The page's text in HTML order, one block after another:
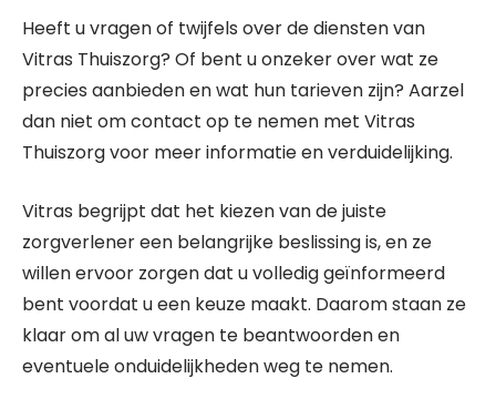
Heeft u vragen of twijfels over de diensten van
Vitras Thuiszorg? Of bent u onzeker over wat ze
precies aanbieden en wat hun tarieven zijn? Aarzel
dan niet om contact op te nemen met Vitras
Thuiszorg voor meer informatie en verduidelijking.
Vitras begrijpt dat het kiezen van de juiste
zorgverlener een belangrijke beslissing is, en ze
willen ervoor zorgen dat u volledig geïnformeerd
bent voordat u een keuze maakt. Daarom staan ze
klaar om al uw vragen te beantwoorden en
eventuele onduidelijkheden weg te nemen.